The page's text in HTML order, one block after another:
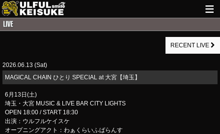
GUITAR WORKS
ITEM
RECENT LIVE
2026.06.13 (Sat)
MAGICAL CHAIN ひとり SPECIAL at 大宮【埼玉】
6月13日(土)
埼玉・大宮 MUSIC & LIVE BAR CITY LIGHTS
OPEN 18:00 / START 18:30
出演：ウルフルケイスケ
オープニングアクト：わぁくらいふばらんす